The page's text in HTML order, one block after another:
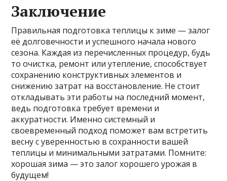
Заключение
Правильная подготовка теплицы к зиме — залог
её долговечности и успешного начала нового
сезона. Каждая из перечисленных процедур, будь
то очистка, ремонт или утепление, способствует
сохранению конструктивных элементов и
снижению затрат на восстановление. Не стоит
откладывать эти работы на последний момент,
ведь подготовка требует времени и
аккуратности. Именно системный и
своевременный подход поможет вам встретить
весну с уверенностью в сохранности вашей
теплицы и минимальными затратами. Помните:
хорошая зима — это залог хорошего урожая в
будущем!